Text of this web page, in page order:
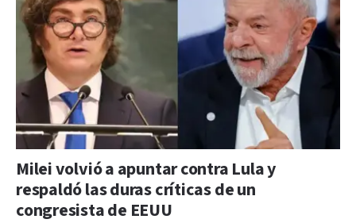
Milei volvió a apuntar contra Lula y
respaldó las duras críticas de un
congresista de EEUU